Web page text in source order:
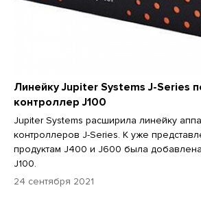
Линейку Jupiter Systems J-Series
контроллер J100
Jupiter Systems расширила линейку
контроллеров J-Series. К уже
продуктам J400 и J600 была
J100.
24 сентября 2021